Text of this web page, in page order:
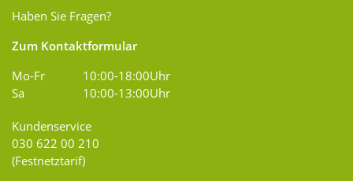
Haben Sie Fragen?
Zum Kontaktformular
Mo-Fr
10:00-18:00Uhr
Sa
10:00-13:00Uhr
Kundenservice
030 622 00 210
(Festnetztarif)